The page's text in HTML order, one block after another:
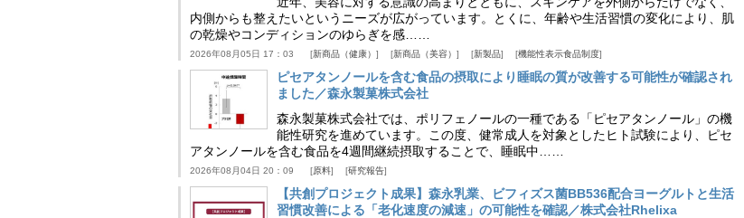
内側からも整えたいというニーズが広がっています。とくに、年齢や生活習慣の変化により、肌
の乾燥やコンディションのゆらぎを感……
2026年08月05日 17：03 新商品（健康） 新商品（美容） 新製品 機能性表示食品制度
ピセアタンノールを含む食品の摂取により睡眠の質が改善する可能性が確認され
ました／森永製菓株式会社
森永製菓株式会社では、ポリフェノールの一種である「ピセアタンノール」の機
能性研究を進めています。この度、健常成人を対象としたヒト試験により、ピセ
アタンノールを含む食品を4週間継続摂取することで、睡眠中……
2026年08月04日 20：09 原料 研究報告
【共創プロジェクト成果】森永乳業、ビフィズス菌BB536配合ヨーグルトと生活
習慣改善による「老化速度の減速」の可能性を確認／株式会社Rhelixa